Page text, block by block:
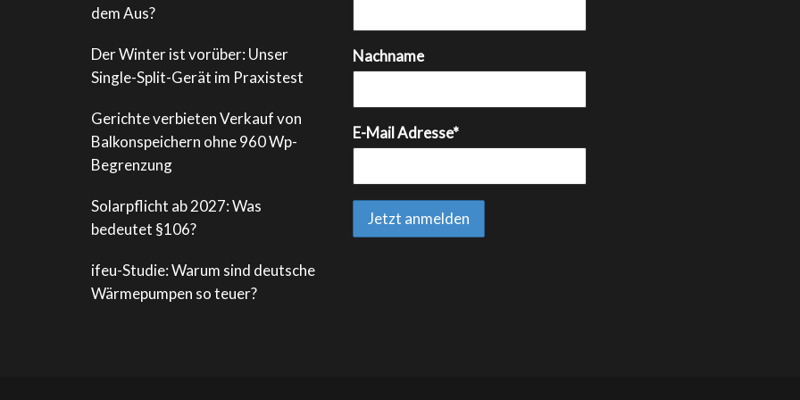
dem Aus?
Der Winter ist vorüber: Unser
Single-Split-Gerät im Praxistest
Gerichte verbieten Verkauf von
Balkonspeichern ohne 960 Wp-
Begrenzung
Solarpflicht ab 2027: Was
bedeutet §106?
ifeu-Studie: Warum sind deutsche
Wärmepumpen so teuer?
Nachname
E-Mail Adresse*